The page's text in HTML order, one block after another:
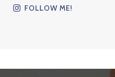
FOLLOW ME!